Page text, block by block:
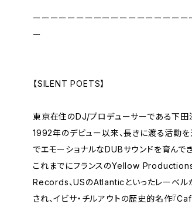
ーーーーーーーーーーーーーーーーーー
ー
【SILENT POETS】
東京在住のDJ/プロデューサーである下田
1992年のデビュー以来、長きに渡る活動を
でエモーショナルなDUBサウンドを育んでき
これまでにフランスのYellow Productions
Records、USのAtlanticといったレーベル
され、イビサ・チルアウトの歴史的名作『